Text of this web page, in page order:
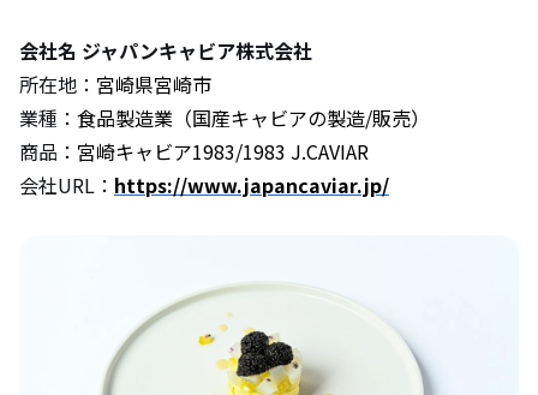
地域の魅力について教えてください。
移住して地方の仕事を志す方へメッセージ
をお願いします。
会社名 ジャパンキャビア株式会社
所在地： 宮崎県宮崎市
業種： 食品製造業（国産キャビアの製造/販売）
商品： 宮崎キャビア1983/1983 J.CAVIAR
会社URL： https://www.japancaviar.jp/